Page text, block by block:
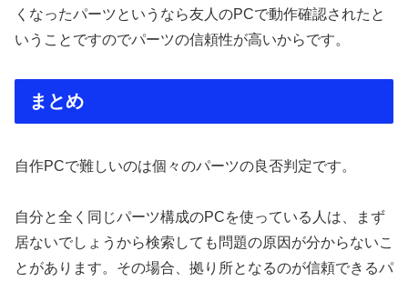
くなったパーツというなら友人のPCで動作確認されたと
いうことですのでパーツの信頼性が高いからです。
まとめ
自作PCで難しいのは個々のパーツの良否判定です。
自分と全く同じパーツ構成のPCを使っている人は、まず
居ないでしょうから検索しても問題の原因が分からないこ
とがあります。その場合、拠り所となるのが信頼できるパ